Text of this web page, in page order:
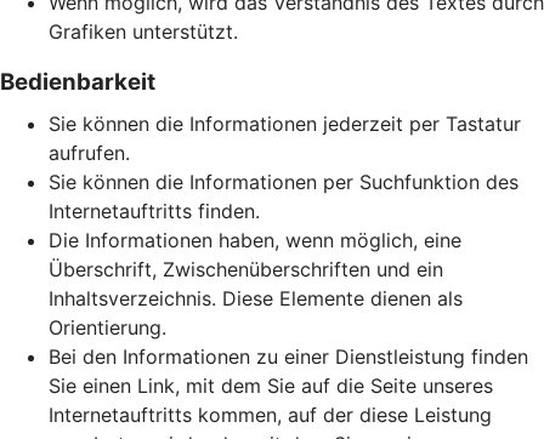
Grafiken unterstützt.
Bedienbarkeit
Sie können die Informationen jederzeit per Tastatur
aufrufen.
Sie können die Informationen per Suchfunktion des
Internetauftritts finden.
Die Informationen haben, wenn möglich, eine
Überschrift, Zwischenüberschriften und ein
Inhaltsverzeichnis. Diese Elemente dienen als
Orientierung.
Bei den Informationen zu einer Dienstleistung finden
Sie einen Link, mit dem Sie auf die Seite unseres
Internetauftritts kommen, auf der diese Leistung